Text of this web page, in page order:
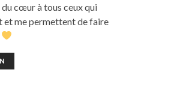
cœur à tous ceux qui
et me permettent de faire